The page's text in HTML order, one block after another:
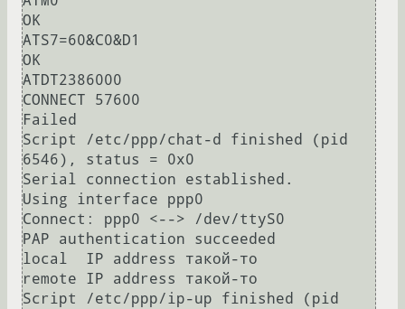
OK
ATS7=60&C0&D1
OK
ATDT2386000
CONNECT 57600
Failed
Script /etc/ppp/chat-d finished (pid
6546), status = 0x0
Serial connection established.
Using interface ppp0
Connect: ppp0 <--> /dev/ttyS0
PAP authentication succeeded
local  IP address такой-то
remote IP address такой-то
Script /etc/ppp/ip-up finished (pid